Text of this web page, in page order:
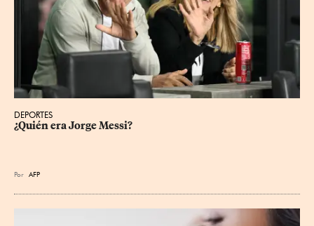
DEPORTES
¿Quién era Jorge Messi?
Por AFP